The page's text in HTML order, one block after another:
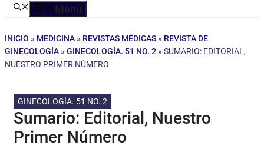
Menú
INICIO » MEDICINA » REVISTAS MÉDICAS » REVISTA DE
GINECOLOGÍA » GINECOLOGÍA. 51 NO. 2 » SUMARIO: EDITORIAL,
NUESTRO PRIMER NÚMERO
GINECOLOGÍA. 51 NO. 2
Sumario: Editorial, Nuestro
Primer Número